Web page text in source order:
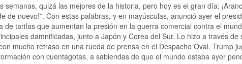
semanas, quizá las mejores de la historia, pero hoy es el gran día:
de nuevo!”. Con estas palabras, y en mayúsculas, anunció ayer el
de tarifas que aumentan la presión en la guerra comercial contra el
damnificadas, junto a Japón y Corea del Sur. Lo hizo a través
mucho retraso en una rueda de prensa en el Despacho Oval. Trump
con cuentagotas, a sabiendas de que el mundo estaba ayer